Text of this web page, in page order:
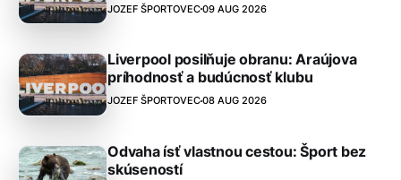
JOZEF ŠPORTOVEC09 AUG 2026
Liverpool posilňuje obranu: Araújova
príhodnosť a budúcnosť klubu
JOZEF ŠPORTOVEC08 AUG 2026
Odvaha ísť vlastnou cestou: Šport bez
skúseností